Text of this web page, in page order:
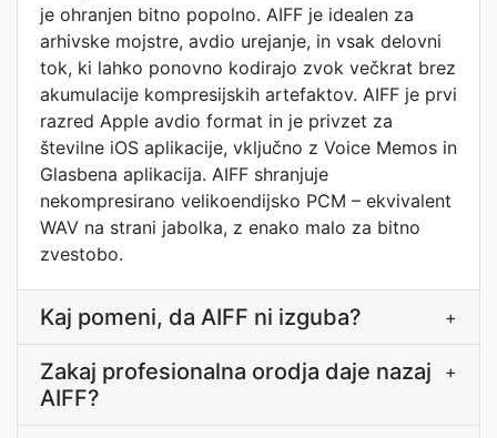
je ohranjen bitno popolno. AIFF je idealen za
arhivske mojstre, avdio urejanje, in vsak delovni
tok, ki lahko ponovno kodirajo zvok večkrat brez
akumulacije kompresijskih artefaktov. AIFF je prvi
razred Apple avdio format in je privzet za
številne iOS aplikacije, vključno z Voice Memos in
Glasbena aplikacija. AIFF shranjuje
nekompresirano velikoendijsko PCM – ekvivalent
WAV na strani jabolka, z enako malo za bitno
zvestobo.
Kaj pomeni, da AIFF ni izguba? +
Zakaj profesionalna orodja daje nazaj
AIFF?
+